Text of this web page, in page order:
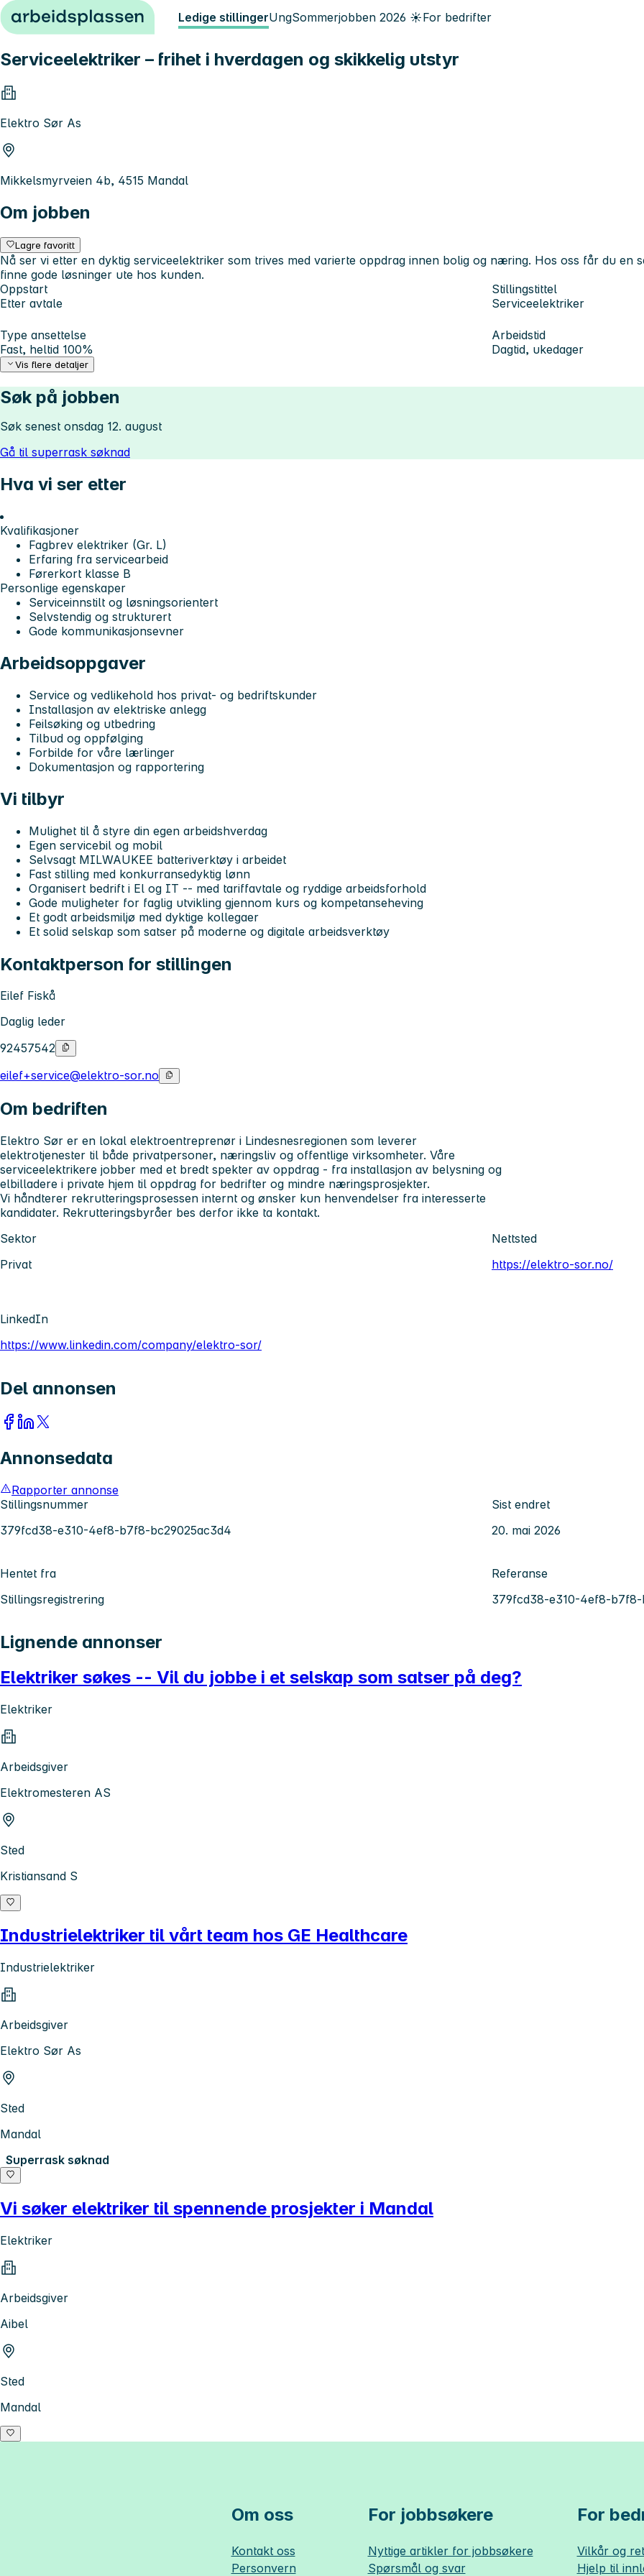
Hopp til innhold Ledige stillingerUngSommerjobben 2026 ☀️For bedrifter
Serviceelektriker – frihet i hverdagen og skikkelig utstyr
Elektro Sør As
Mikkelsmyrveien 4b, 4515 Mandal
Om jobben
Lagre favoritt
Nå ser vi etter en dyktig serviceelektriker som trives med varierte oppdrag innen bolig og næring. Hos oss får du en
finne gode løsninger ute hos kunden.
Oppstart
Etter avtale
Stillingstittel
Serviceelektriker
Type ansettelse
Fast, heltid 100%
Arbeidstid
Dagtid, ukedager
Vis flere detaljer
Søk på jobben
Søk senest onsdag 12. august
Gå til superrask søknad
Hva vi ser etter
Kvalifikasjoner
Fagbrev elektriker (Gr. L)
Erfaring fra servicearbeid
Førerkort klasse B
Personlige egenskaper
Serviceinnstilt og løsningsorientert
Selvstendig og strukturert
Gode kommunikasjonsevner
Arbeidsoppgaver
Service og vedlikehold hos privat- og bedriftskunder
Installasjon av elektriske anlegg
Feilsøking og utbedring
Tilbud og oppfølging
Forbilde for våre lærlinger
Dokumentasjon og rapportering
Vi tilbyr
Mulighet til å styre din egen arbeidshverdag
Egen servicebil og mobil
Selvsagt MILWAUKEE batteriverktøy i arbeidet
Fast stilling med konkurransedyktig lønn
Organisert bedrift i El og IT -- med tariffavtale og ryddige arbeidsforhold
Gode muligheter for faglig utvikling gjennom kurs og kompetanseheving
Et godt arbeidsmiljø med dyktige kollegaer
Et solid selskap som satser på moderne og digitale arbeidsverktøy
Kontaktperson for stillingen
Eilef Fiskå
Daglig leder
92457542
eilef+service@elektro-sor.no
Om bedriften
Elektro Sør er en lokal elektroentreprenør i Lindesnesregionen som leverer
elektrotjenester til både privatpersoner, næringsliv og offentlige virksomheter. Våre
serviceelektrikere jobber med et bredt spekter av oppdrag - fra installasjon av belysning og
elbilladere i private hjem til oppdrag for bedrifter og mindre næringsprosjekter.
Vi håndterer rekrutteringsprosessen internt og ønsker kun henvendelser fra interesserte
kandidater. Rekrutteringsbyråer bes derfor ikke ta kontakt.
Sektor
Privat
Nettsted
https://elektro-sor.no/
LinkedIn
https://www.linkedin.com/company/elektro-sor/
Del annonsen
Annonsedata
Rapporter annonse
Stillingsnummer
379fcd38-e310-4ef8-b7f8-bc29025ac3d4
Sist endret
20. mai 2026
Hentet fra
Stillingsregistrering
Referanse
379fcd38-e310-4ef8-b7f8-
Lignende annonser
Elektriker søkes -- Vil du jobbe i et selskap som satser på deg?
Elektriker
Arbeidsgiver
Elektromesteren AS
Sted
Kristiansand S
Industrielektriker til vårt team hos GE Healthcare
Industrielektriker
Arbeidsgiver
Elektro Sør As
Sted
Mandal
Superrask søknad
Vi søker elektriker til spennende prosjekter i Mandal
Elektriker
Arbeidsgiver
Aibel
Sted
Mandal
Om oss
Kontakt oss
Personvern
For jobbsøkere
Nyttige artikler for jobbsøkere
Spørsmål og svar
For
Vilkår og
Hjelp til